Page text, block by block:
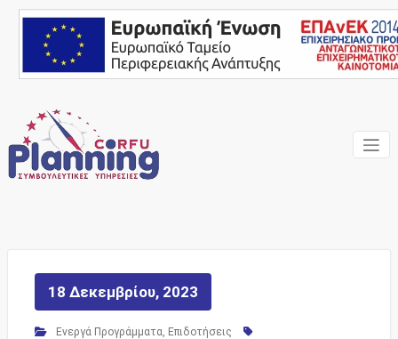
content
Ένας Σύμβουλος, δίπλα
18 Δεκεμβρίου, 2023
Ενεργά Προγράμματα Επιδοτήσεις